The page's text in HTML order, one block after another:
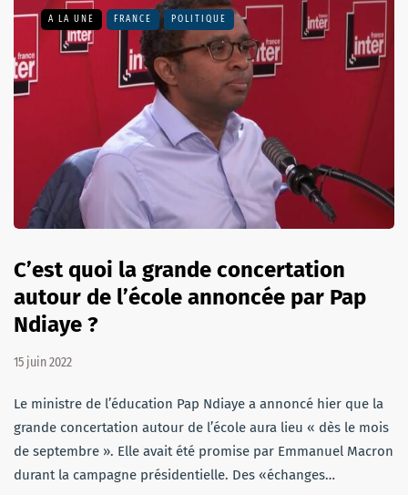
A LA UNE FRANCE POLITIQUE
C’est quoi la grande concertation
autour de l’école annoncée par Pap
Ndiaye ?
15 juin 2022
Le ministre de l’éducation Pap Ndiaye a annoncé hier que la
grande concertation autour de l’école aura lieu « dès le mois
de septembre ». Elle avait été promise par Emmanuel Macron
durant la campagne présidentielle. Des «échanges…